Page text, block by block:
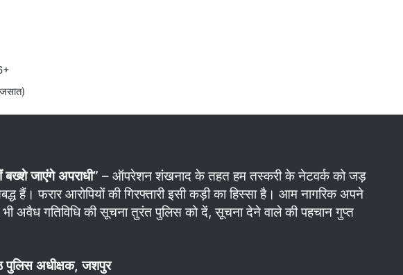
बख्शे जाएंगे अपराधी” – ऑपरेशन शंखनाद के तहत हम तस्करी के नेटवर्क को जड़
हैं। फरार आरोपियों की गिरफ्तारी इसी कड़ी का हिस्सा है। आम नागरिक अपने
अवैध गतिविधि की सूचना तुरंत पुलिस को दें, सूचना देने वाले की पहचान गुप्त
पुलिस अधीक्षक, जशपुर